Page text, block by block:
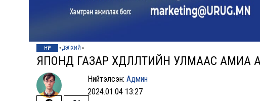
НҮҮР »ДЭЛХИЙ »
ЯПОНД ГАЗАР ХӨДЛӨЛТИЙН УЛМААС
Нийтэлсэн:Админ
2024.01.04 13:27